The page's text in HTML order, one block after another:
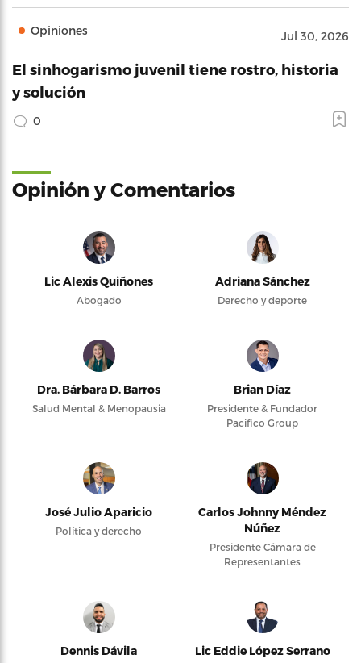
Opiniones Jul 30, 2026
El sinhogarismo juvenil tiene rostro, historia
y solución
0
Opinión y Comentarios
Lic Alexis Quiñones
Abogado
Adriana Sánchez
Derecho y deporte
Dra. Bárbara D. Barros
Salud Mental & Menopausia
Brian Díaz
Presidente & Fundador
Pacifico Group
José Julio Aparicio
Política y derecho
Carlos Johnny Méndez
Núñez
Presidente Cámara de
Representantes
Dennis Dávila Lic Eddie López Serrano